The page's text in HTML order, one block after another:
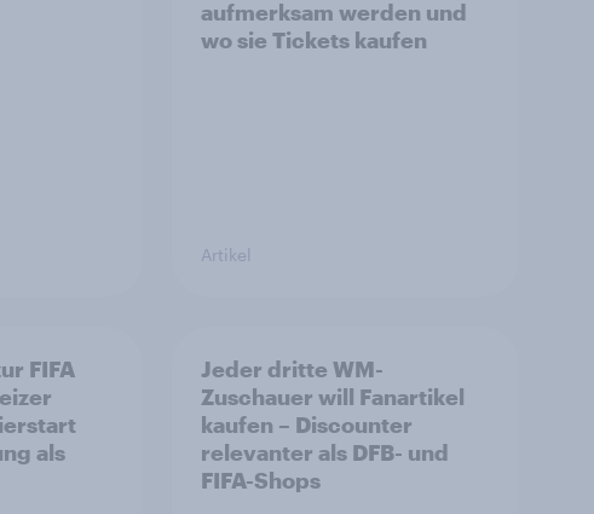
aufmerksam werden und
wo sie Tickets kaufen
Artikel
FIFA
als
Jeder dritte WM-
Zuschauer will Fanartikel
kaufen – Discounter
relevanter als DFB- und
FIFA-Shops